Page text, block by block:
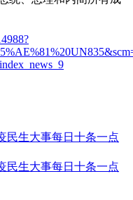
民生大事每日十条一点
民生大事每日十条一点